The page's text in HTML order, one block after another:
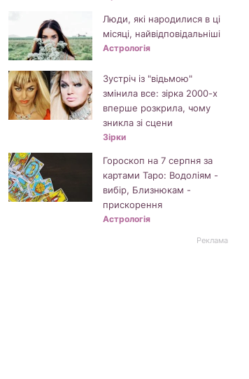
Люди, які народилися в ці
місяці, найвідповідальніші
Астрологія
Зустріч із "відьмою"
змінила все: зірка 2000-х
вперше розкрила, чому
зникла зі сцени
Зірки
Гороскоп на 7 серпня за
картами Таро: Водоліям -
вибір, Близнюкам -
прискорення
Астрологія
Реклама